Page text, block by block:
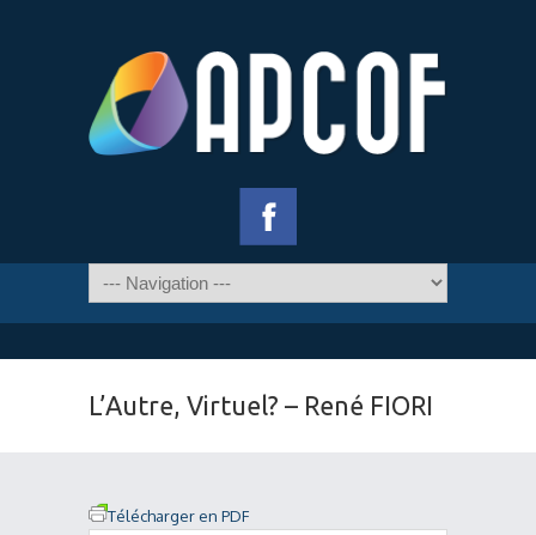
L’Autre, Virtuel? – René FIORI
Télécharger en PDF